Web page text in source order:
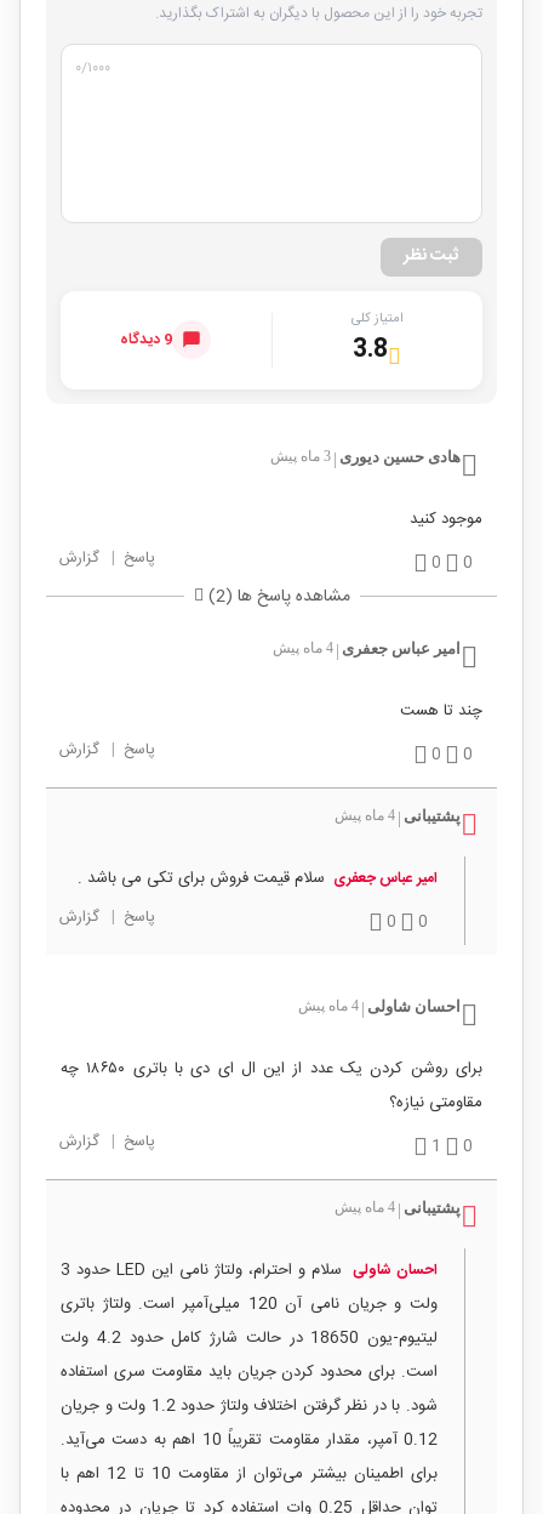
تجربه خود را از این محصول با دیگران به اشتراک بگذارید.
۰/۱۰۰۰
ثبت نظر
امتیاز کلی
3.8 9 دیدگاه
هادی حسین دیوری | 3 ماه پیش
موجود کنید
0
0 پاسخ | گزارش
مشاهده پاسخ ها (2)
امیر عباس جعفری | 4 ماه پیش
چند تا هست
0
0 پاسخ | گزارش
پشتیبانی | 4 ماه پیش
امیر عباس جعفری سلام قیمت فروش برای تکی می باشد .
0
0 پاسخ | گزارش
احسان شاولی | 4 ماه پیش
برای روشن کردن یک عدد از این ال ای دی با باتری ۱۸۶۵۰ چه
مقاومتی نیازه؟
0
1 پاسخ | گزارش
پشتیبانی | 4 ماه پیش
احسان شاولی
سلام و احترام، ولتاژ نامی این LED حدود 3
ولت و جریان نامی آن 120 میلی‌آمپر است. ولتاژ باتری
لیتیوم‑یون 18650 در حالت شارژ کامل حدود 4.2 ولت
است. برای محدود کردن جریان باید مقاومت سری استفاده
شود. با در نظر گرفتن اختلاف ولتاژ حدود 1.2 ولت و جریان
0.12 آمپر، مقدار مقاومت تقریباً 10 اهم به دست می‌آید.
برای اطمینان بیشتر می‌توان از مقاومت 10 تا 12 اهم با
توان حداقل 0.25 وات استفاده کرد تا جریان در محدوده